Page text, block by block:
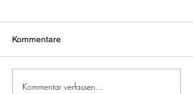
Kommentare
Kommentar verfassen...